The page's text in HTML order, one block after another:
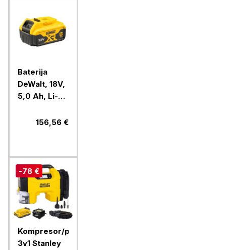
Baterija
DeWalt, 18V,
5,0 Ah, Li-
156,56 €
-78 €
Kompresor/puhalnik/sesalnik
3v1 Stanley